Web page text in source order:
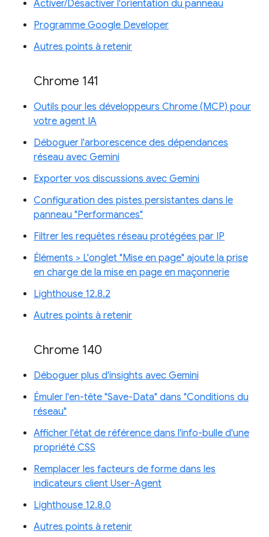
Activer/Désactiver l'orientation du panneau
Programme Google Developer
Autres points à retenir
Chrome 141
Outils pour les développeurs Chrome (MCP) pour
votre agent IA
Déboguer l'arborescence des dépendances
réseau avec Gemini
Exporter vos discussions avec Gemini
Configuration des pistes persistantes dans le
panneau "Performances"
Filtrer les requêtes réseau protégées par IP
Éléments > L'onglet "Mise en page" ajoute la prise
en charge de la mise en page en maçonnerie
Lighthouse 12.8.2
Autres points à retenir
Chrome 140
Déboguer plus d'insights avec Gemini
Émuler l'en-tête "Save-Data" dans "Conditions du
réseau"
Afficher l'état de référence dans l'info-bulle d'une
propriété CSS
Remplacer les facteurs de forme dans les
indicateurs client User-Agent
Lighthouse 12.8.0
Autres points à retenir